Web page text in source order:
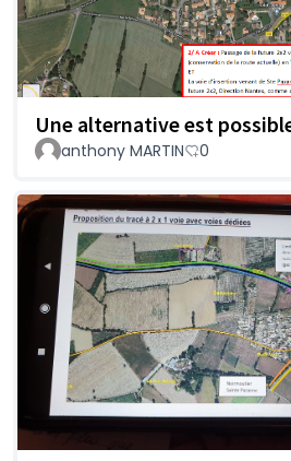
Une alternative est
anthony MARTIN 0